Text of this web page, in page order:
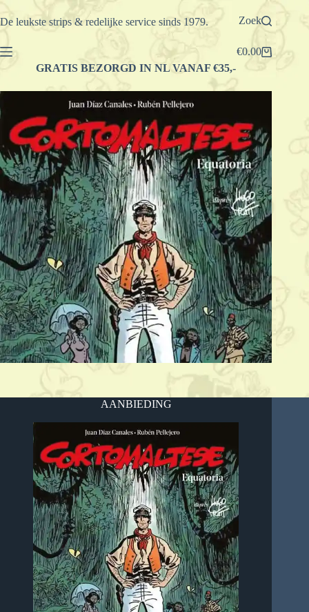
Ga
naar
De leukste strips & redelijke service sinds 1979. Zoek
Winkelwagen
€0.00
GRATIS BEZORGD IN NL VANAF €35,-
AANBIEDING